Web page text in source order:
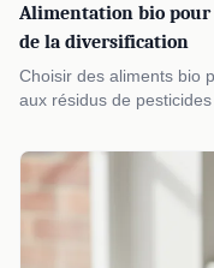
Alimentation bio pour
de la diversification
Choisir des aliments bio
aux résidus de